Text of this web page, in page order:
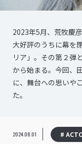
2023年5月、荒牧慶
大好評のうちに幕を
リア」。その第２弾
から始まる。今回、
に、舞台への思いや
た。
2024.08.01 #